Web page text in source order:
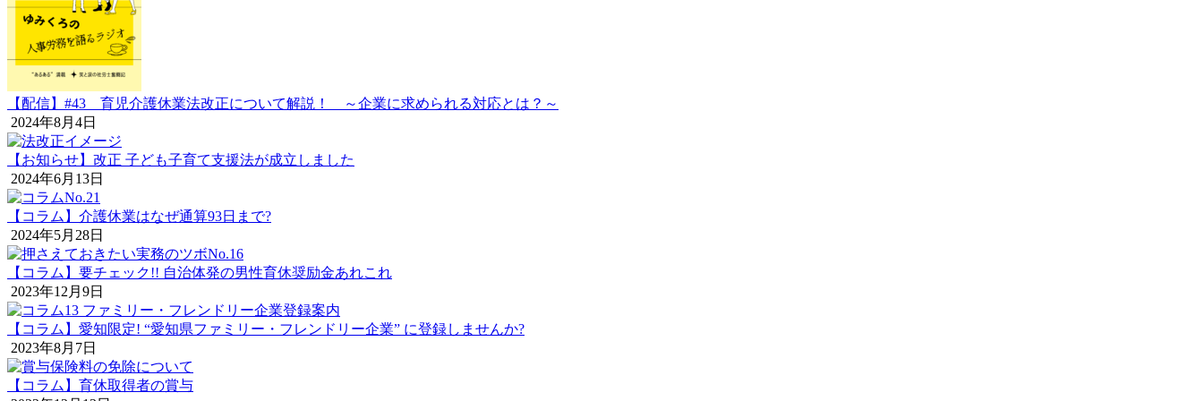
【配信】#43 育児介護休業法改正について解説！ ～企業に求められる対応とは？～
2024年8月4日
【お知らせ】改正 子ども子育て支援法が成立しました
2024年6月13日
【コラム】介護休業はなぜ通算93日まで?
2024年5月28日
【コラム】要チェック!! 自治体発の男性育休奨励金あれこれ
2023年12月9日
【コラム】愛知限定! “愛知県ファミリー・フレンドリー企業” に登録しませんか?
2023年8月7日
【コラム】育休取得者の賞与